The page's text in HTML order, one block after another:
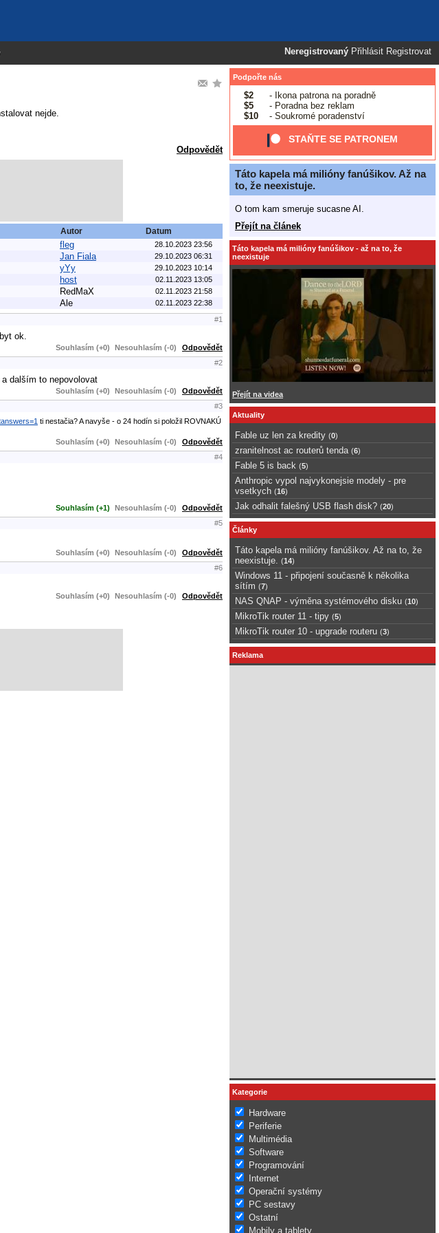
Neregistrovaný Přihlásit Registrovat
nejde.
Odpovědět
Autor Datum
fleg 28.10.2023 23:56
Jan Fiala 29.10.2023 06:31
yYy 29.10.2023 10:14
host 02.11.2023 13:05
RedMaX 02.11.2023 21:58
Ale 02.11.2023 22:38
#1
ok.
Souhlasím (+0) Nesouhlasím (-0) Odpovědět
#2
dalším to nepovolovat
Souhlasím (+0) Nesouhlasím (-0) Odpovědět
#3
ti nestačia? A navyše - o 24 hodín si položil ROVNAKÚ
Souhlasím (+0)
Nesouhlasím (-0) Odpovědět
#4
Souhlasím (+1) Nesouhlasím (-0) Odpovědět
#5
Souhlasím (+0) Nesouhlasím (-0) Odpovědět
#6
Souhlasím (+0) Nesouhlasím (-0) Odpovědět
Podpořte nás
$2
- Ikona patrona na poradně
$5
- Poradna bez reklam
$10
- Soukromé poradenství
STAŇTE SE PATRONEM
Táto kapela má milióny fanúšikov. Až na
to, že neexistuje.
O tom kam smeruje sucasne AI.
Přejít na článek
Táto kapela má milióny fanúšikov - až na to, že
neexistuje
Přejít na videa
Aktuality
Fable uz len za kredity (0)
zranitelnost ac routerů tenda (6)
Fable 5 is back (5)
Anthropic vypol najvykonejsie modely - pre
vsetkych (16)
Jak odhalit falešný USB flash disk? (20)
Články
Táto kapela má milióny fanúšikov. Až na to, že
neexistuje.
(14)
Windows 11 - připojení současně k několika
sítím (7)
NAS QNAP - výměna systémového disku (10)
MikroTik router 11 - tipy (5)
MikroTik router 10 - upgrade routeru (3)
Reklama
Kategorie
Hardware
Periferie
Multimédia
Software
Programování
Internet
Operační systémy
PC sestavy
Ostatní
Mobily a tablety